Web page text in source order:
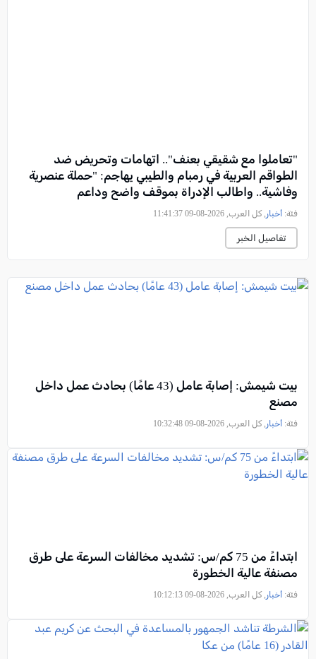
"تعاملوا مع شقيقي بعنف".. اتهامات وتحريض ضد
الطواقم العربية في رمبام والطيبي يهاجم: "حملة عنصرية
وفاشية.. واطالب الإدراة بموقف واضح وداعم
فئة: أخبار , كل العرب, 2026-08-09 11:41:37
تفاصيل الخبر
بيت شيمش: إصابة عامل (43 عامًا) بحادث عمل داخل
مصنع
فئة: أخبار , كل العرب, 2026-08-09 10:32:48
ابتداءً من 75 كم/س: تشديد مخالفات السرعة على طرق
مصنفة عالية الخطورة
فئة: أخبار , كل العرب, 2026-08-09 10:12:13